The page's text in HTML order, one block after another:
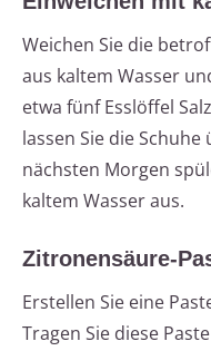
Weichen Sie die
aus kaltem Wasser
etwa fünf Esslöffel
lassen Sie die
nächsten Morgen
kaltem Wasser aus.
Zitronensäure-
Erstellen Sie eine
Tragen Sie diese